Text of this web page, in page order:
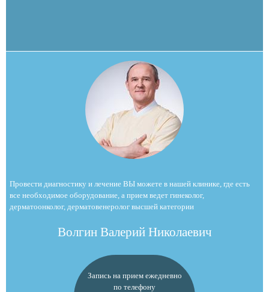
Провести диагностику и лечение ВЫ можете в нашей клинике, где есть
все необходимое оборудование, а прием ведет гинеколог,
дерматоонколог, дерматовенеролог высшей категории
Волгин Валерий Николаевич
Запись на прием ежедневно
по телефону